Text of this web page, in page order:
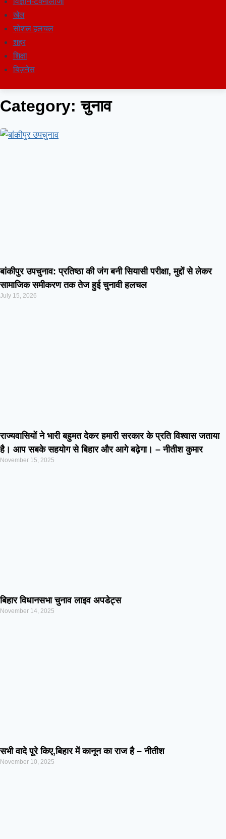
खेल
सोशल हलचल
शहर
शिक्षा
बिज़नेस
Category: चुनाव
बांकीपुर उपचुनाव: प्रतिष्ठा की जंग बनी सियासी परीक्षा, मुद्दों से लेकर
सामाजिक समीकरण तक तेज हुई चुनावी हलचल
July 15, 2026
राज्यवासियों ने भारी बहुमत देकर हमारी सरकार के प्रति विश्वास जताया
है। आप सबके सहयोग से बिहार और आगे बढ़ेगा। – नीतीश कुमार
November 15, 2025
बिहार विधानसभा चुनाव लाइव अपडेट्स
November 14, 2025
सभी वादे पूरे किए,बिहार में कानून का राज है – नीतीश
November 10, 2025